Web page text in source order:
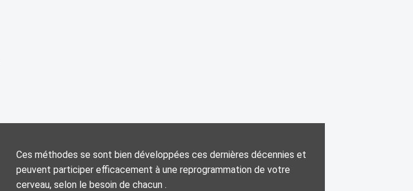
Ces méthodes se sont bien développées ces dernières décennies et
peuvent participer efficacement à une reprogrammation de votre
cerveau, selon le besoin de chacun .